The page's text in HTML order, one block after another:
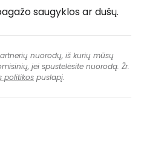
saugyklos ar dušų.
nuorodų, iš kurių mūsų
jei spustelėsite nuorodą. Žr.
politikos puslapį.